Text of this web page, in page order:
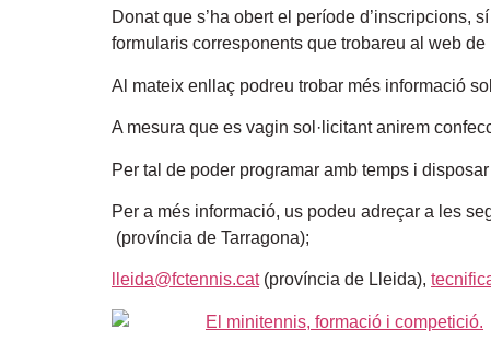
Donat que s’ha obert el període d’inscripcions,
formularis corresponents que trobareu al web
Al mateix enllaç podreu trobar més informació
A mesura que es vagin sol·licitant anirem
Per tal de poder programar amb temps i
Per a més informació, us podeu adreçar a les
(província de Tarragona);
lleida@fctennis.cat(província de Lleida),